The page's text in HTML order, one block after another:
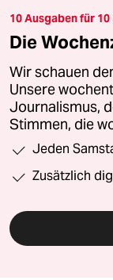
10 Ausgaben für 10
Die
Wir schauen
Unsere
Journalismus,
Stimmen, die
Jeden
Zusätzlich